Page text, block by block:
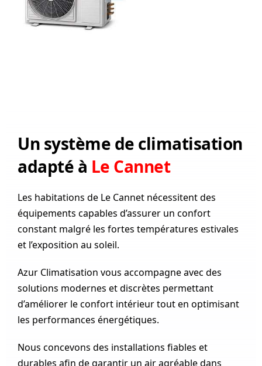
Un système de climatisation
adapté à Le Cannet
Les habitations de Le Cannet nécessitent des
équipements capables d’assurer un confort
constant malgré les fortes températures estivales
et l’exposition au soleil.
Azur Climatisation vous accompagne avec des
solutions modernes et discrètes permettant
d’améliorer le confort intérieur tout en optimisant
les performances énergétiques.
Nous concevons des installations fiables et
durables afin de garantir un air agréable dans